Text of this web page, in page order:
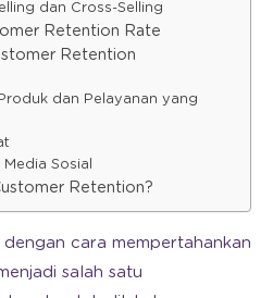
dan Cross-Selling
Retention Rate
Retention
dan Pelayanan yang
Sosial
Retention?
cara mempertahankan
salah satu